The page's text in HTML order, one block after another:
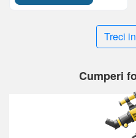
Treci
Cumperi